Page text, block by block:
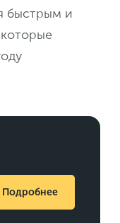
быстрым и
Подробнее